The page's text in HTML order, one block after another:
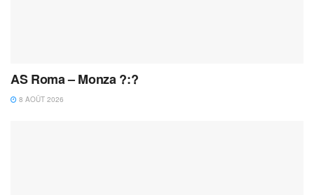
AS Roma – Monza ?:?
8 AOÛT 2026